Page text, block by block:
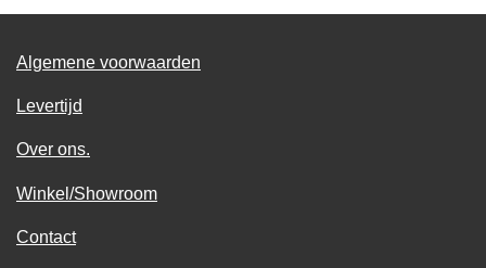
Algemene voorwaarden
Levertijd
Over ons.
Winkel/Showroom
Contact